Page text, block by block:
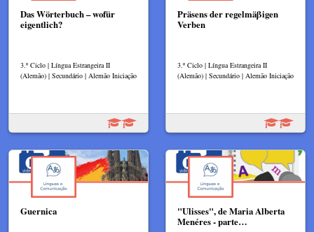
Das Wörterbuch – wofür
eigentlich?
3.º Ciclo | Língua Estrangeira II
(Alemão) | Secundário | Alemão Iniciação
Präsens der regelmäβigen
Verben
3.º Ciclo | Língua Estrangeira II
(Alemão) | Secundário | Alemão Iniciação
Guernica
"Ulisses", de Maria Alberta
Menéres - parte…